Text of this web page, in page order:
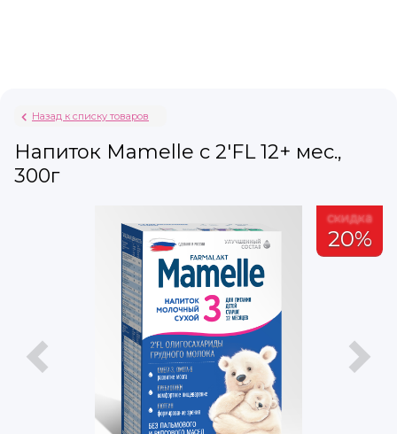
Назад к списку товаров
Напиток Mamelle с 2'FL 12+ мес.,
300г
скидка
20%